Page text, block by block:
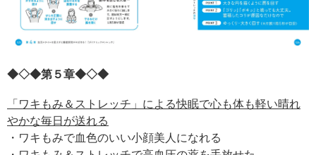
◆◇◆第５章◆◇◆
「ワキもみ＆ストレッチ」による快眠で心も体も軽い晴れ
やかな毎日が送れる
・ワキもみで血色のいい小顔美人になれる